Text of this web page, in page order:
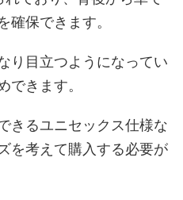
確保できます。
り目立つようになってい
できます。
きるユニセックス仕様な
を考えて購入する必要が